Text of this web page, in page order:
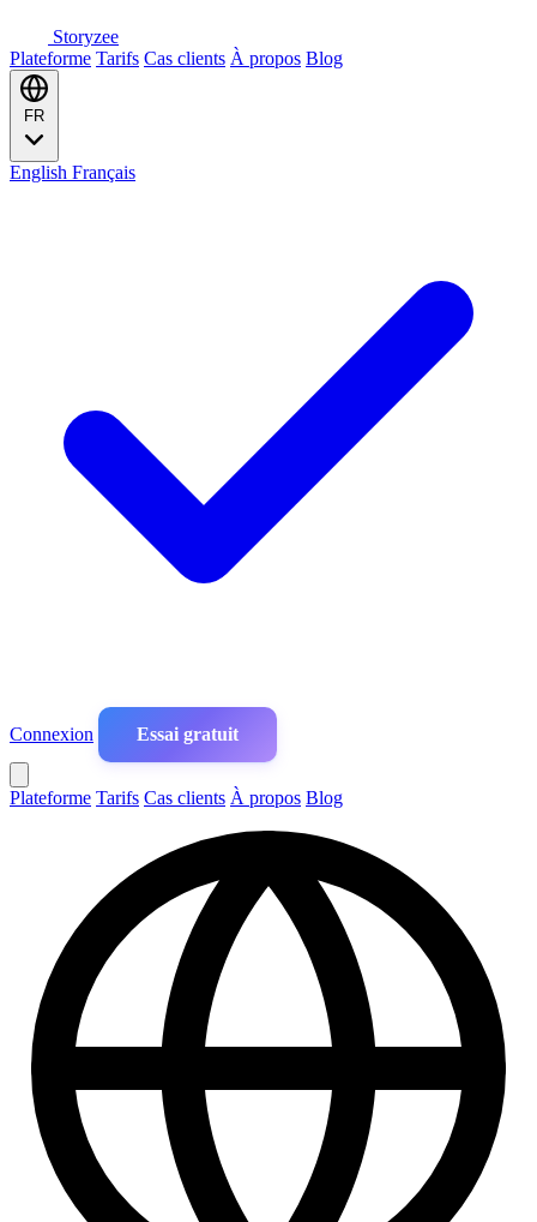
Storyzee
Plateforme Tarifs Cas clients À propos Blog
English Français
Connexion Essai gratuit
Plateforme Tarifs Cas clients À propos Blog